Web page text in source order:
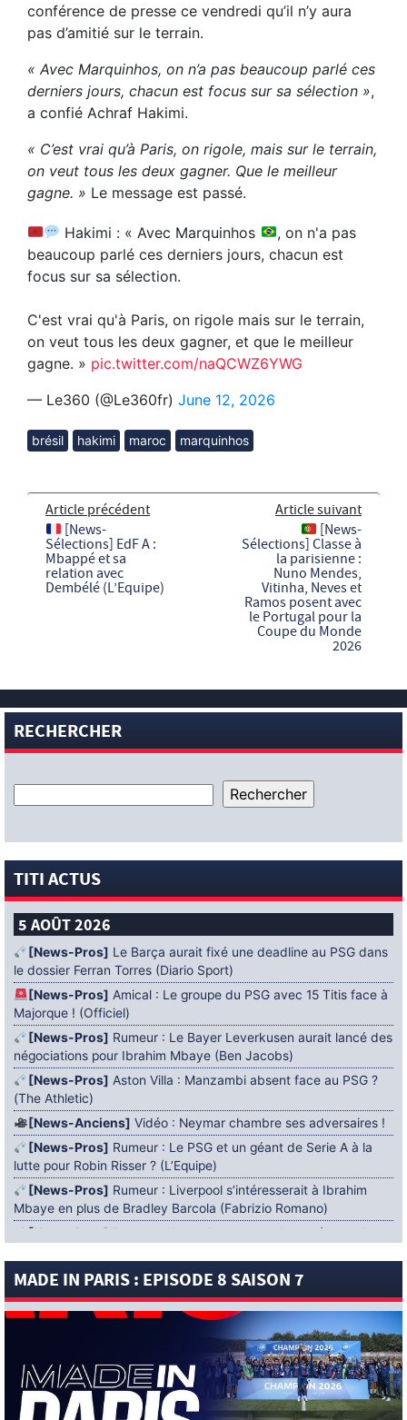
conférence de presse ce vendredi qu’il n’y aura
pas d’amitié sur le terrain.
« Avec Marquinhos, on n’a pas beaucoup parlé ces
derniers jours, chacun est focus sur sa sélection »,
a confié Achraf Hakimi.
« C’est vrai qu’à Paris, on rigole, mais sur le terrain,
on veut tous les deux gagner. Que le meilleur
gagne. » Le message est passé.
Hakimi : « Avec Marquinhos
, on n'a pas
beaucoup parlé ces derniers jours, chacun est
focus sur sa sélection.
C'est vrai qu'à Paris, on rigole mais sur le terrain,
on veut tous les deux gagner, et que le meilleur
gagne. » pic.twitter.com/naQCWZ6YWG
— Le360 (@Le360fr) June 12, 2026
brésil hakimi maroc marquinhos
Article précédent
[News-
Sélections] EdF A :
Mbappé et sa
relation avec
Dembélé (L’Equipe)
Article suivant
[News-
Sélections] Classe à
la parisienne :
Nuno Mendes,
Vitinha, Neves et
Ramos posent avec
le Portugal pour la
Coupe du Monde
2026
RECHERCHER
TITI ACTUS
5 AOÛT 2026
[News-Pros] Le Barça aurait fixé une deadline au PSG dans
le dossier Ferran Torres (Diario Sport)
[News-Pros] Amical : Le groupe du PSG avec 15 Titis face à
Majorque ! (Officiel)
[News-Pros] Rumeur : Le Bayer Leverkusen aurait lancé des
négociations pour Ibrahim Mbaye (Ben Jacobs)
[News-Pros] Aston Villa : Manzambi absent face au PSG ?
(The Athletic)
[News-Anciens] Vidéo : Neymar chambre ses adversaires !
[News-Pros] Rumeur : Le PSG et un géant de Serie A à la
lutte pour Robin Risser ? (L’Equipe)
[News-Pros] Rumeur : Liverpool s’intéresserait à Ibrahim
Mbaye en plus de Bradley Barcola (Fabrizio Romano)
[News-Pros]
Rumeur : Accord contractuel trouvé entre le
[News-Pros]Rumeur : Le PSG aurait lancé un ultimatum
4 AOÛT 2026
Mercato : Khalil Ayari prêté à Dunkerque
(Officiel)
[News-Anciens]Leverkusen : un retour de Diaby envisagé
(Foot Mercato)
MADE IN PARIS : EPISODE 8 SAISON 7